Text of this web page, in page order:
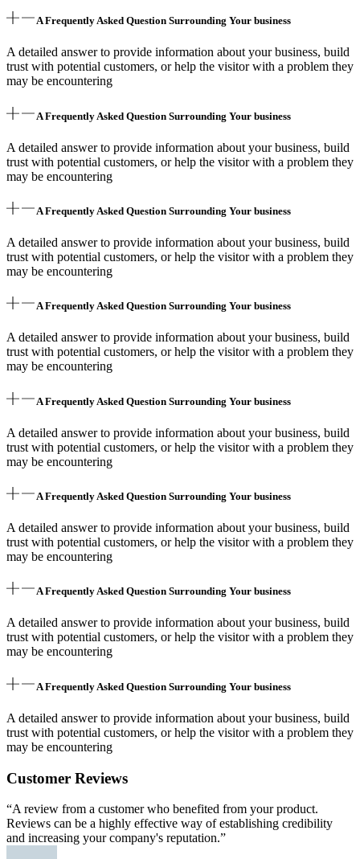
A Frequently Asked Question Surrounding Your business
A detailed answer to provide information about your business, build
trust with potential customers, or help the visitor with a problem they
may be encountering
A Frequently Asked Question Surrounding Your business
A detailed answer to provide information about your business, build
trust with potential customers, or help the visitor with a problem they
may be encountering
A Frequently Asked Question Surrounding Your business
A detailed answer to provide information about your business, build
trust with potential customers, or help the visitor with a problem they
may be encountering
A Frequently Asked Question Surrounding Your business
A detailed answer to provide information about your business, build
trust with potential customers, or help the visitor with a problem they
may be encountering
A Frequently Asked Question Surrounding Your business
A detailed answer to provide information about your business, build
trust with potential customers, or help the visitor with a problem they
may be encountering
A Frequently Asked Question Surrounding Your business
A detailed answer to provide information about your business, build
trust with potential customers, or help the visitor with a problem they
may be encountering
A Frequently Asked Question Surrounding Your business
A detailed answer to provide information about your business, build
trust with potential customers, or help the visitor with a problem they
may be encountering
A Frequently Asked Question Surrounding Your business
A detailed answer to provide information about your business, build
trust with potential customers, or help the visitor with a problem they
may be encountering
Customer Reviews
“A review from a customer who benefited from your product.
Reviews can be a highly effective way of establishing credibility
and increasing your company's reputation.”